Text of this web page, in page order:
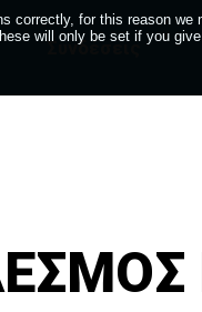
Συνδέσεις
correctly, for this reason we
will only be set if you